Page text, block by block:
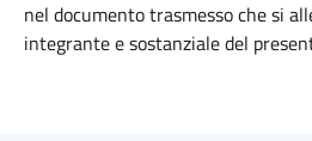
nel documento trasmesso che si
integrante e sostanziale del